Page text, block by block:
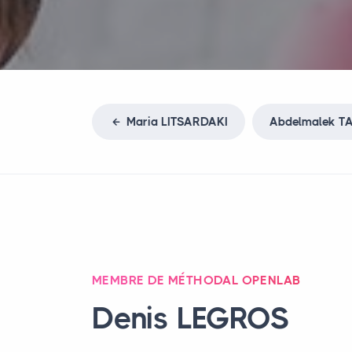
Maria LITSARDAKI Abdelmalek
MEMBRE DE MÉTHODAL OPENLAB
Denis LEGROS